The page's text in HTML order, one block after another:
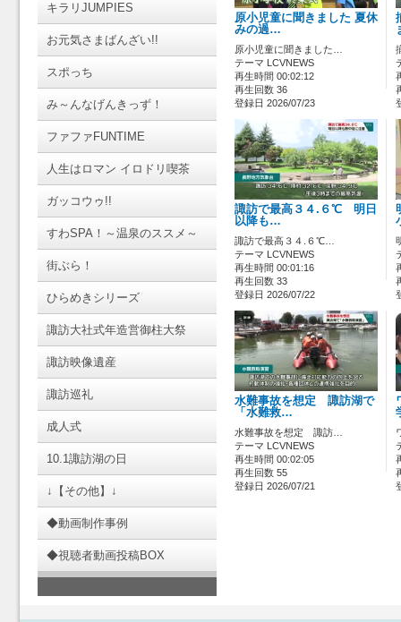
キラリJUMPIES
お元気さまばんざい!!
スポっち
み～んなげんきっず！
ファファFUNTIME
人生はロマン イロドリ喫茶
ガッコウゥ!!
すわSPA！～温泉のススメ～
街ぶら！
ひらめきシリーズ
諏訪大社式年造営御柱大祭
諏訪映像遺産
諏訪巡礼
成人式
10.1諏訪湖の日
↓【その他】↓
◆動画制作事例
◆視聴者動画投稿BOX
原小児童に聞きました 夏休
みの過…
原小児童に聞きました…
テーマ LCVNEWS
再生時間 00:02:12
再生回数 36
登録日 2026/07/23
諏訪で最高３４.６℃ 明日
以降も…
諏訪で最高３４.６℃…
テーマ LCVNEWS
再生時間 00:01:16
再生回数 33
登録日 2026/07/22
水難事故を想定 諏訪湖で
「水難救…
水難事故を想定 諏訪…
テーマ LCVNEWS
再生時間 00:02:05
再生回数 55
登録日 2026/07/21